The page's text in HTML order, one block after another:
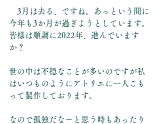
3月は去る、ですね。あっという間に
今年も3か月が過ぎようとしています。
皆様は順調に2022年、進んでいます
か？
世の中は不穏なことが多いのですが私
はいつものようにアトリエに一人こも
って製作しております。
なので孤独だなーと思う時もあったり